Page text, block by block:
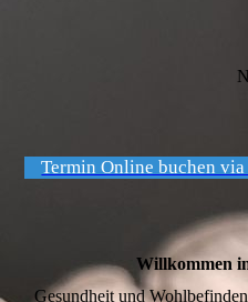
Termin Online buchen
Willkommen
Gesundheit und